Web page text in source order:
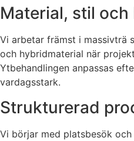
Material, stil
Vi arbetar främst i massivträ
och hybridmaterial när
Ytbehandlingen anpassas
vardagsstark.
Strukturerad
Vi börjar med platsbesök